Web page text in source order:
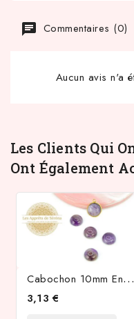
Commentaires (0)
Aucun avis n'a
Les Clients Qui
Ont Également
C
Abochon 10mm En Améthyste Naturelle Foncée
3,13 €